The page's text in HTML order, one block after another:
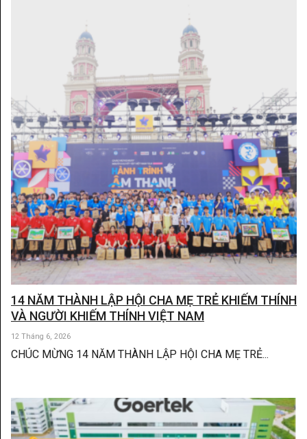
14 NĂM THÀNH LẬP HỘI CHA MẸ TRẺ KHIẾM THÍNH
VÀ NGƯỜI KHIẾM THÍNH VIỆT NAM
12 Tháng 6, 2026
CHÚC MỪNG 14 NĂM THÀNH LẬP HỘI CHA MẸ TRẺ...